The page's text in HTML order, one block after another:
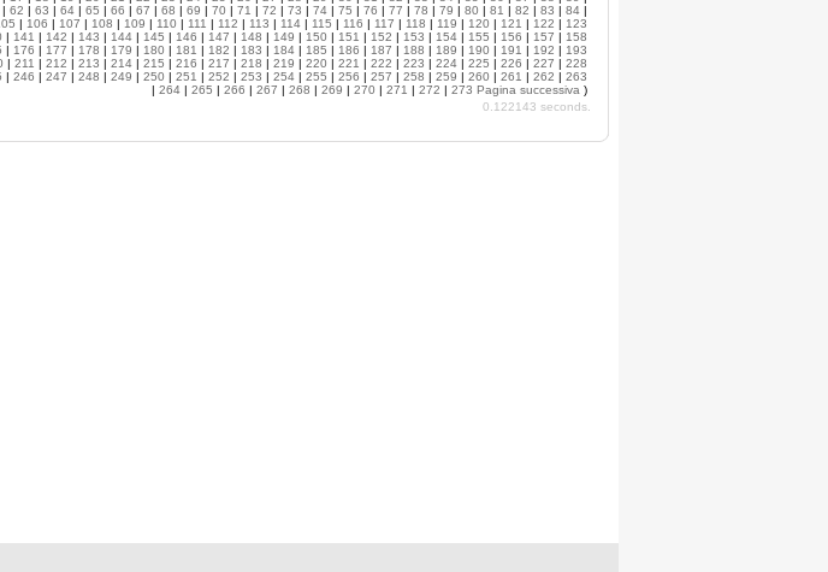
| 62 | 63 | 64 | 65 | 66 | 67 | 68 | 69 | 70 | 71 | 72 | 73 | 74 | 75 | 76 | 77 | 78 | 79 | 80 | 81 | 82 | 83 | 84 |
| 106 | 107 | 108 | 109 | 110 | 111 | 112 | 113 | 114 | 115 | 116 | 117 | 118 | 119 | 120 | 121 | 122 | 123
| 141 | 142 | 143 | 144 | 145 | 146 | 147 | 148 | 149 | 150 | 151 | 152 | 153 | 154 | 155 | 156 | 157 | 158
| 176 | 177 | 178 | 179 | 180 | 181 | 182 | 183 | 184 | 185 | 186 | 187 | 188 | 189 | 190 | 191 | 192 | 193
| 211 | 212 | 213 | 214 | 215 | 216 | 217 | 218 | 219 | 220 | 221 | 222 | 223 | 224 | 225 | 226 | 227 | 228
| 246 | 247 | 248 | 249 | 250 | 251 | 252 | 253 | 254 | 255 | 256 | 257 | 258 | 259 | 260 | 261 | 262 | 263
| 264 | 265 | 266 | 267 | 268 | 269 | 270 | 271 | 272 | 273 Pagina successiva )
0.122143 seconds.